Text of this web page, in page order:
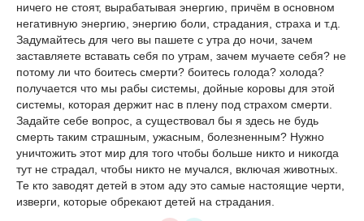
ничего не стоят, вырабатывая энергию, причём в основном
негативную энергию, энергию боли, страдания, страха и т.д.
Задумайтесь для чего вы пашете с утра до ночи, зачем
заставляете вставать себя по утрам, зачем мучаете себя? не
потому ли что боитесь смерти? боитесь голода? холода?
получается что мы рабы системы, дойные коровы для этой
системы, которая держит нас в плену под страхом смерти.
Задайте себе вопрос, а существовал бы я здесь не будь
смерть таким страшным, ужасным, болезненным? Нужно
уничтожить этот мир для того чтобы больше никто и никогда
тут не страдал, чтобы никто не мучался, включая животных.
Те кто заводят детей в этом аду это самые настоящие черти,
изверги, которые обрекают детей на страдания.